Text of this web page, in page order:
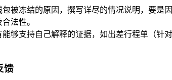
包被冻结的原因，撰写详尽的情况说明，要是
法性。
能够支持自己解释的证据，如出差行程单（针
馈